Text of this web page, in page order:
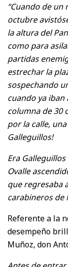
“Cuando de
octubre
la altura del
como para
partidas
estrechar la
sospechando
cuando ya iban
columna de 30
por la calle,
Galleguillos!
Era
Ovalle
que regresaba
carabineros de
Referente a la
desempeño
Muñoz, don